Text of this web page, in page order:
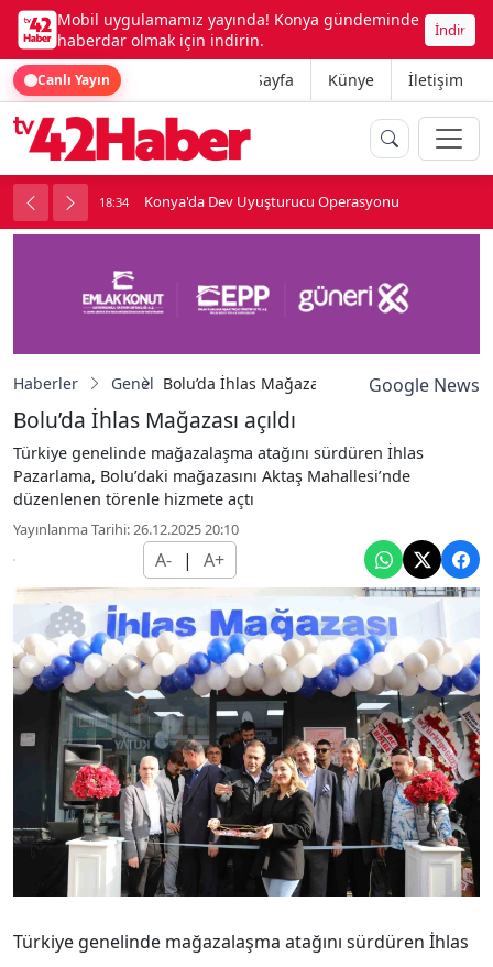
Mobil uygulamamız yayında! Konya gündeminde
haberdar olmak için indirin.
İndir
Canlı Yayın Ana Sayfa Künye İletişim
18:34 Konya'da Dev Uyuşturucu Operasyonu
Haberler Genel Bolu’da İhlas Mağazası açıldıGoogle News
Bolu’da İhlas Mağazası açıldı
Türkiye genelinde mağazalaşma atağını sürdüren İhlas
Pazarlama, Bolu’daki mağazasını Aktaş Mahallesi’nde
düzenlenen törenle hizmete açtı
Yayınlanma Tarihi: 26.12.2025 20:10
A- | A+
Türkiye genelinde mağazalaşma atağını sürdüren İhlas